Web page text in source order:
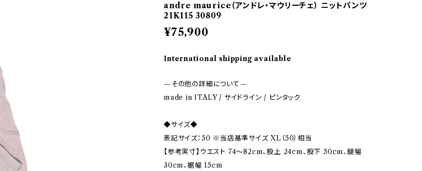
andre maurice（アンドレ・マウリーチェ） ニットパンツ
21K115 30809
¥75,900
International shipping available
—その他の詳細について—
made in ITALY / サイドライン / ピンタック
◆サイズ◆
表記サイズ：50 ※当店基準サイズ XL（50）相当
【参考実寸】ウエスト 74〜82cm、股上 24cm、股下 50cm、腿幅
30cm、裾幅 15cm